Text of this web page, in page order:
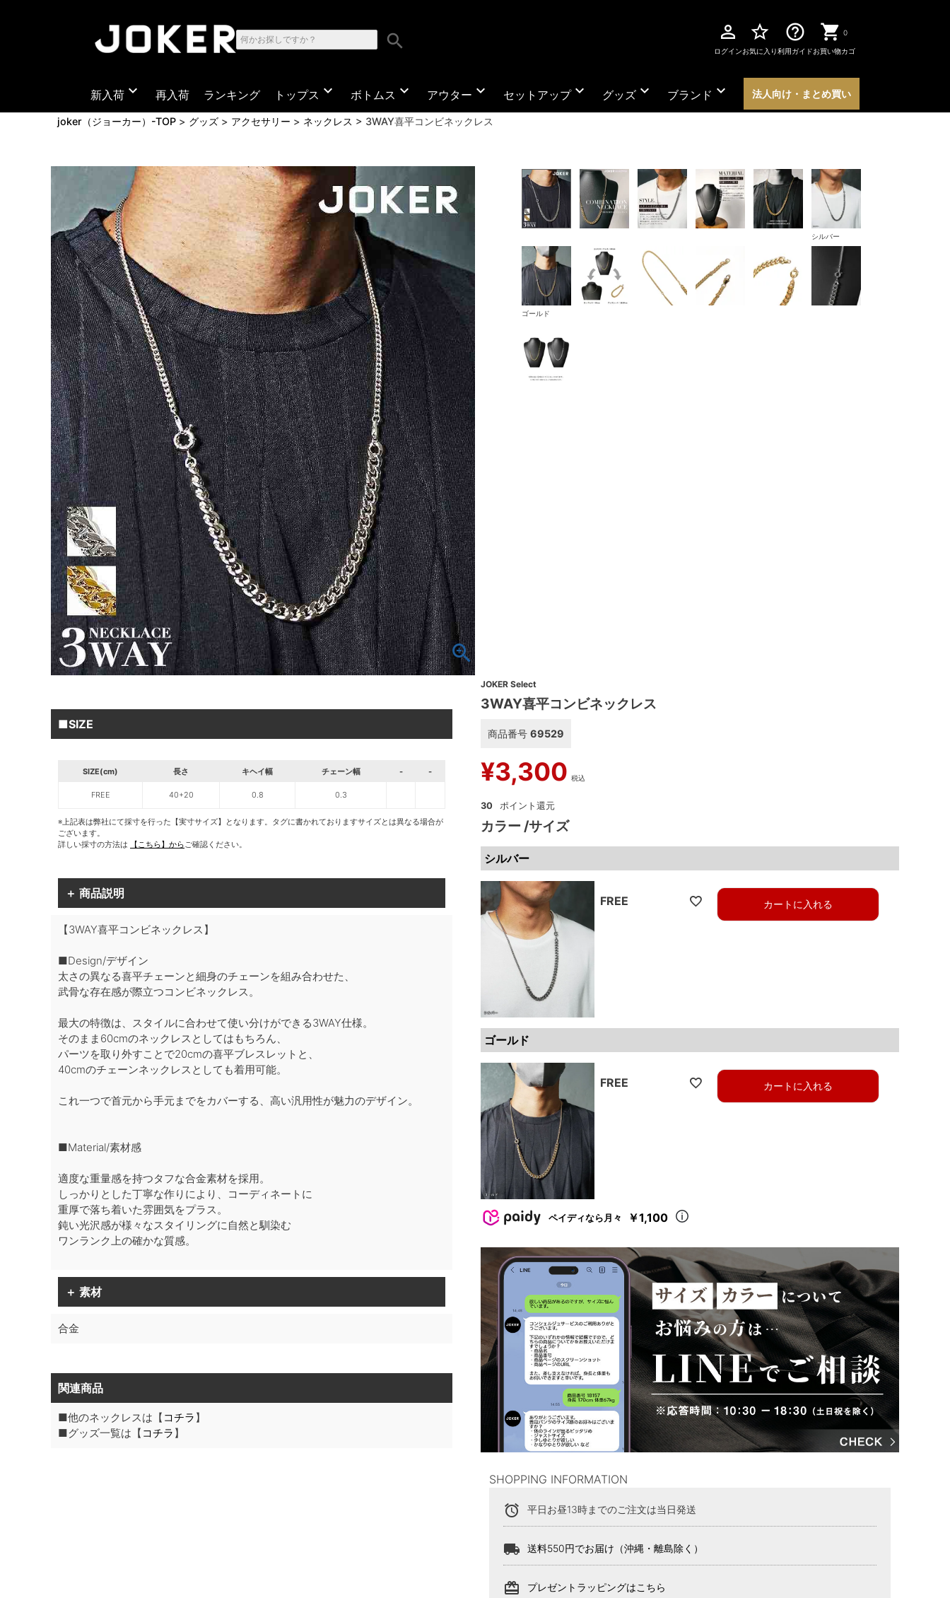
search perm_identity
ログイン
star_border
お気に入り
help_outline
利用ガイド
0
お買い物カゴ
新入荷 expand_more 再入荷 ランキング トップス expand_more ボトムス expand_more アウター expand_more セットアップexpand_more グッズ expand_more ブランド expand_more 法人向け・まとめ買い
joker（ジョーカー）-TOP グッズ アクセサリー ネックレス 3WAY喜平コンビネックレス
シルバー
ゴールド
■SIZE
SIZE(cm) 長さ キヘイ幅 チェーン幅 - -
FREE 40+20 0.8 0.3
※上記表は弊社にて採寸を行った【実寸サイズ】となります。タグに書かれておりますサイズとは異なる場合が
ございます。
詳しい採寸の方法は
【こちら】からご確認ください。
＋ 商品説明
【3WAY喜平コンビネックレス】
■Design/デザイン
太さの異なる喜平チェーンと細身のチェーンを組み合わせた、
武骨な存在感が際立つコンビネックレス。
最大の特徴は、スタイルに合わせて使い分けができる3WAY仕様。
そのまま60cmのネックレスとしてはもちろん、
パーツを取り外すことで20cmの喜平ブレスレットと、
40cmのチェーンネックレスとしても着用可能。
これ一つで首元から手元までをカバーする、高い汎用性が魅力のデザイン。
■Material/素材感
適度な重量感を持つタフな合金素材を採用。
しっかりとした丁寧な作りにより、コーディネートに
重厚で落ち着いた雰囲気をプラス。
鈍い光沢感が様々なスタイリングに自然と馴染む
ワンランク上の確かな質感。
＋ 素材
合金
関連商品
■他のネックレスは【 コチラ 】
■グッズ一覧は【 コチラ 】
JOKER Select
3WAY喜平コンビネックレス
商品番号 69529
¥3,300 税込
30
カラー サイズ
シルバー
FREE カートに入れる
ゴールド
FREE カートに入れる
ペイディなら月々 ￥1,100
SHOPPING INFORMATION
alarm 平日お昼13時までのご注文は当日発送
local_shipping 送料550円でお届け（沖縄・離島除く）
card_giftcard プレゼントラッピングはこちら